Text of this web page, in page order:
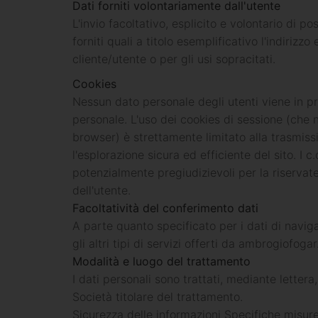
Dati forniti volontariamente dall'utente
L'invio facoltativo, esplicito e volontario di
forniti quali a titolo esemplificativo l'indirizzo
cliente/utente o per gli usi sopracitati.
Cookies
Nessun dato personale degli utenti viene in
personale. L'uso dei cookies di sessione
browser) è strettamente limitato alla
l'esplorazione sicura ed efficiente del sito. I
potenzialmente pregiudizievoli per la
dell'utente.
Facoltatività del conferimento dati
A parte quanto specificato per i dati di
gli altri tipi di servizi offerti da
Modalità e luogo del trattamento
I dati personali sono trattati, mediante
Società titolare del trattamento.
Sicurezza delle informazioni Specifiche